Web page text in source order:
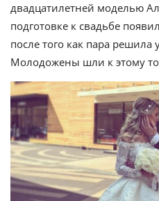
двадцатилетней моделью
подготовке к свадьбе
после того как пара
Молодожены шли к этому